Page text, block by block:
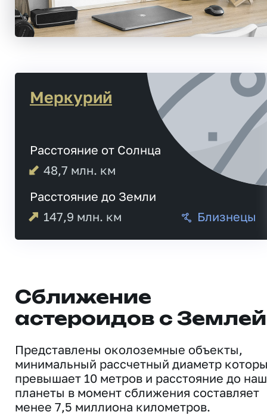
Меркурий
Расстояние от Солнца
48,7 млн. км
Расстояние до Земли
147,9 млн. км Близнецы
Сближение
астероидов с Землей
Представлены околоземные объекты,
минимальный рассчетный диаметр
превышает 10 метров и расстояние до
планеты в момент сближения составляет
менее 7,5 миллиона километров.